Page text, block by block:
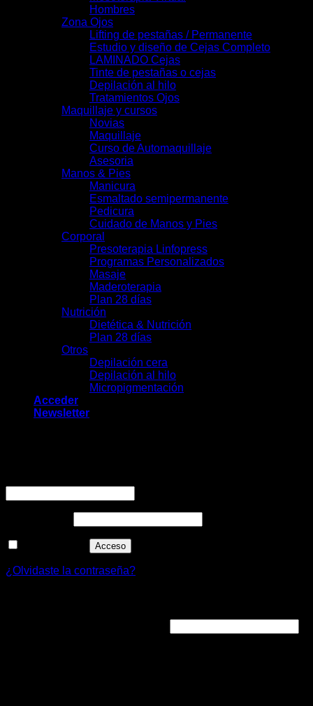
Hombres
Zona Ojos
Lifting de pestañas / Permanente
Estudio y diseño de Cejas Completo
LAMINADO Cejas
Tinte de pestañas o cejas
Depilación al hilo
Tratamientos Ojos
Maquillaje y cursos
Novias
Maquillaje
Curso de Automaquillaje
Asesoria
Manos & Pies
Manicura
Esmaltado semipermanente
Pedicura
Cuidado de Manos y Pies
Corporal
Presoterapia Linfopress
Programas Personalizados
Masaje
Maderoterapia
Plan 28 días
Nutrición
Dietética & Nutrición
Plan 28 días
Otros
Depilación cera
Depilación al hilo
Micropigmentación
Acceder
Newsletter
Acceso
¿Olvidaste la contraseña?